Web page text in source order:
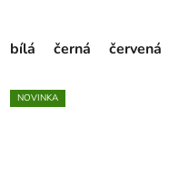
bílá černá červená
NOVINKA